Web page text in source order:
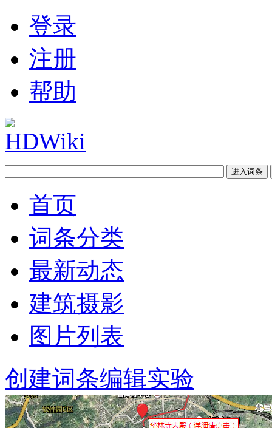
登录
注册
帮助
首页
词条分类
最新动态
建筑摄影
图片列表
创建词条编辑实验